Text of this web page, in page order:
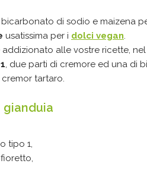
di sodio e maizena
usatissima per i dolci vegan.
alle vostre ricette,
, due parti di cremore ed una di
tartaro.
gianduia
tipo 1,